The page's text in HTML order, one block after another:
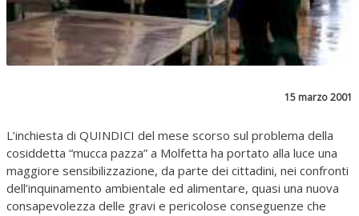
15 marzo 2001
L’inchiesta di QUINDICI del mese scorso sul problema della
cosiddetta “mucca pazza” a Molfetta ha portato alla luce una
maggiore sensibilizzazione, da parte dei cittadini, nei confronti
dell’inquinamento ambientale ed alimentare, quasi una nuova
consapevolezza delle gravi e pericolose conseguenze che